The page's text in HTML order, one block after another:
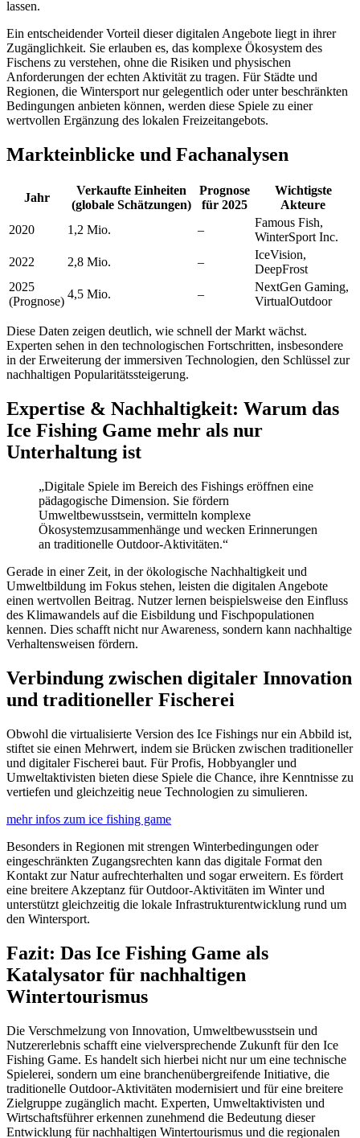
lassen.
Ein entscheidender Vorteil dieser digitalen Angebote liegt in ihrer
Zugänglichkeit. Sie erlauben es, das komplexe Ökosystem des
Fischens zu verstehen, ohne die Risiken und physischen
Anforderungen der echten Aktivität zu tragen. Für Städte und
Regionen, die Wintersport nur gelegentlich oder unter beschränkten
Bedingungen anbieten können, werden diese Spiele zu einer
wertvollen Ergänzung des lokalen Freizeitangebots.
Markteinblicke und Fachanalysen
Jahr
Verkaufte Einheiten
(globale Schätzungen)
Prognose
für 2025
Wichtigste
Akteure
2020
1,2 Mio. –
Famous Fish,
WinterSport Inc.
2022
2,8 Mio. –
IceVision,
DeepFrost
2025
(Prognose)
4,5 Mio. –
NextGen Gaming,
VirtualOutdoor
Diese Daten zeigen deutlich, wie schnell der Markt wächst.
Experten sehen in den technologischen Fortschritten, insbesondere
in der Erweiterung der immersiven Technologien, den Schlüssel zur
nachhaltigen Popularitätssteigerung.
Expertise & Nachhaltigkeit: Warum das
Ice Fishing Game mehr als nur
Unterhaltung ist
„Digitale Spiele im Bereich des Fishings eröffnen eine
pädagogische Dimension. Sie fördern
Umweltbewusstsein, vermitteln komplexe
Ökosystemzusammenhänge und wecken Erinnerungen
an traditionelle Outdoor-Aktivitäten.“
Gerade in einer Zeit, in der ökologische Nachhaltigkeit und
Umweltbildung im Fokus stehen, leisten die digitalen Angebote
einen wertvollen Beitrag. Nutzer lernen beispielsweise den Einfluss
des Klimawandels auf die Eisbildung und Fischpopulationen
kennen. Dies schafft nicht nur Awareness, sondern kann nachhaltige
Verhaltensweisen fördern.
Verbindung zwischen digitaler Innovation
und traditioneller Fischerei
Obwohl die virtualisierte Version des Ice Fishings nur ein Abbild ist,
stiftet sie einen Mehrwert, indem sie Brücken zwischen traditioneller
und digitaler Fischerei baut. Für Profis, Hobbyangler und
Umweltaktivisten bieten diese Spiele die Chance, ihre Kenntnisse zu
vertiefen und gleichzeitig neue Technologien zu simulieren.
mehr infos zum ice fishing game
Besonders in Regionen mit strengen Winterbedingungen oder
eingeschränkten Zugangsrechten kann das digitale Format den
Kontakt zur Natur aufrechterhalten und sogar erweitern. Es fördert
eine breitere Akzeptanz für Outdoor-Aktivitäten im Winter und
unterstützt gleichzeitig die lokale Infrastrukturentwicklung rund um
den Wintersport.
Fazit: Das Ice Fishing Game als
Katalysator für nachhaltigen
Wintertourismus
Die Verschmelzung von Innovation, Umweltbewusstsein und
Nutzererlebnis schafft eine vielversprechende Zukunft für den Ice
Fishing Game. Es handelt sich hierbei nicht nur um eine technische
Spielerei, sondern um eine branchenübergreifende Initiative, die
traditionelle Outdoor-Aktivitäten modernisiert und für eine breitere
Zielgruppe zugänglich macht. Experten, Umweltaktivisten und
Wirtschaftsführer erkennen zunehmend die Bedeutung dieser
Entwicklung für nachhaltigen Wintertourismus und die regionalen